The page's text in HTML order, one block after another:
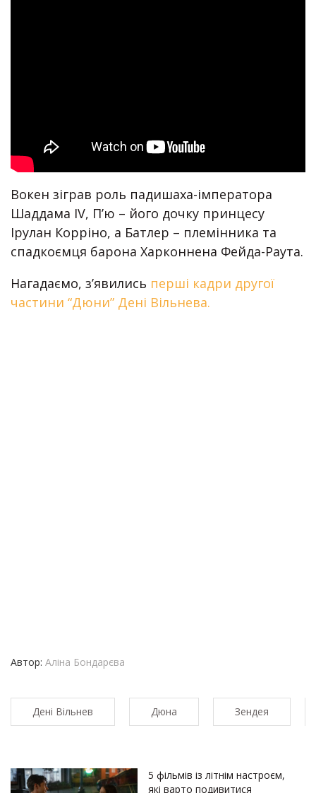
Вокен зіграв роль падишаха-імператора
Шаддама IV, П’ю – його дочку принцесу
Ірулан Корріно, а Батлер – племінника та
спадкоємця барона Харконнена Фейда-Раута.
Нагадаємо, з’явились перші кадри другої
частини “Дюни” Дені Вільнева.
Автор: Аліна Бондарєва
Дені Вільнев Дюна Зендея
5 фільмів із літнім настроєм,
які варто подивитися